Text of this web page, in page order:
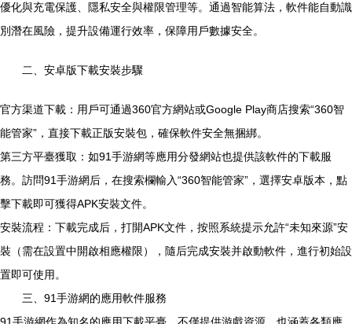
優化與充電保護、隱私安全與權限管理等。通過智能算法，軟件能自動識
別潛在風險，提升設備運行效率，保障用戶數據安全。
二、安卓版下載安裝步驟
官方渠道下載：用戶可通過360官方網站或Google Play商店搜索“360智
能管家”，直接下載正版安裝包，確保軟件安全無捆綁。
第三方平臺獲取：如91手游網等應用分發網站也提供該軟件的下載服
務。訪問91手游網后，在搜索欄輸入“360智能管家”，選擇安卓版本，點
擊下載即可獲得APK安裝文件。
安裝流程：下載完成后，打開APK文件，按照系統提示允許“未知來源”安
裝（需在設置中開啟相應權限），隨后完成安裝并啟動軟件，進行初始設
置即可使用。
三、91手游網的應用軟件服務